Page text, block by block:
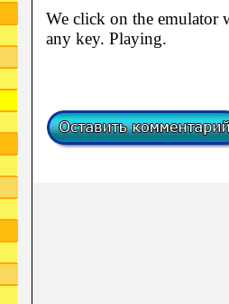
We click on the emulator
any key. Playing.